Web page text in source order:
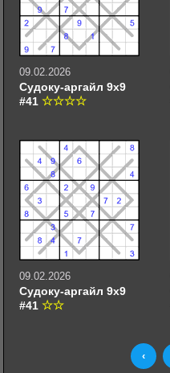
09.02.2026
Судоку-аргайл 9х9
#41
09.02.2026
Судоку-аргайл 9х9
#41
‹